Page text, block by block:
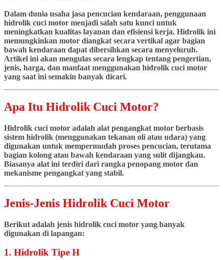
Dalam dunia usaha jasa pencucian kendaraan, penggunaan
hidrolik cuci motor menjadi salah satu kunci untuk
meningkatkan kualitas layanan dan efisiensi kerja. Hidrolik ini
memungkinkan motor diangkat secara vertikal agar bagian
bawah kendaraan dapat dibersihkan secara menyeluruh.
Artikel ini akan mengulas secara lengkap tentang pengertian,
jenis, harga, dan manfaat menggunakan hidrolik cuci motor
yang saat ini semakin banyak dicari.
Apa Itu Hidrolik Cuci Motor?
Hidrolik cuci motor adalah alat pengangkat motor berbasis
sistem hidrolik (menggunakan tekanan oli atau udara) yang
digunakan untuk mempermudah proses pencucian, terutama
bagian kolong atau bawah kendaraan yang sulit dijangkau.
Biasanya alat ini terdiri dari rangka penopang motor dan
mekanisme pengangkat yang stabil.
Jenis-Jenis Hidrolik Cuci Motor
Berikut adalah jenis hidrolik cuci motor yang banyak
digunakan di lapangan:
1. Hidrolik Tipe H